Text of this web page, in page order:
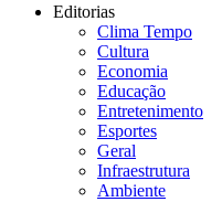
Editorias
Clima Tempo
Cultura
Economia
Educação
Entretenimento
Esportes
Geral
Infraestrutura
Ambiente